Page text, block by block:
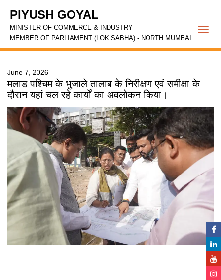
PIYUSH GOYAL
MINISTER OF COMMERCE & INDUSTRY
MEMBER OF PARLIAMENT (LOK SABHA) - NORTH MUMBAI
June 7, 2026
मलाड पश्चिम के भुजाले तालाब के निरीक्षण एवं समीक्षा के
दौरान यहां चल रहे कार्यों का अवलोकन किया।